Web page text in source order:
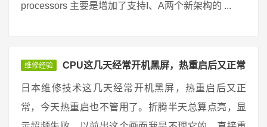
processors 主要是增加了支持I、A两个新架构的 ...
维修经验 CPU这几天经常开机黑屏，热重启后又正常
日本维修技术这几天经常开机黑屏，热重启后又正
常，今天热重启也不管用了。折腾半天总算点亮，显